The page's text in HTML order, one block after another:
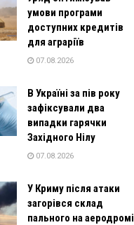
умови програми
доступних кредитів
для аграріїв
07.08.2026
В Україні за пів року
зафіксували два
випадки гарячки
Західного Нілу
07.08.2026
У Криму після атаки
загорівся склад
пального на аеродромі